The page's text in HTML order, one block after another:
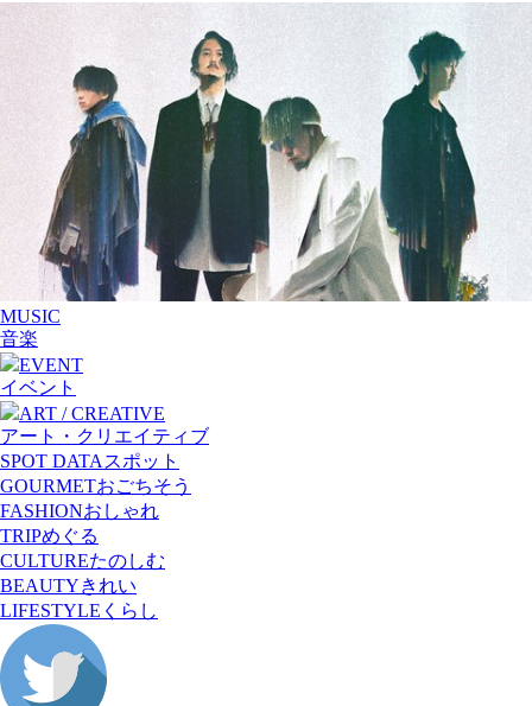
MUSIC
音楽
EVENT
イベント
ART / CREATIVE
アート・クリエイティブ
SPOT DATA スポット
GOURMETおごちそう
FASHIONおしゃれ
TRIPめぐる
CULTUREたのしむ
BEAUTYきれい
LIFESTYLE くらし